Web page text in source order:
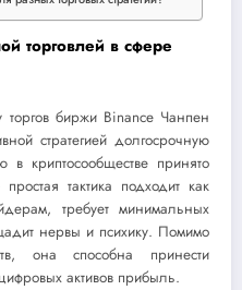
торговлей в сфере
биржи Binance Чанпен
стратегией долгосрочную
в криптосообществе принято
тактика подходит как
требует минимальных
нервы и психику. Помимо
она способна принести
активов прибыль.